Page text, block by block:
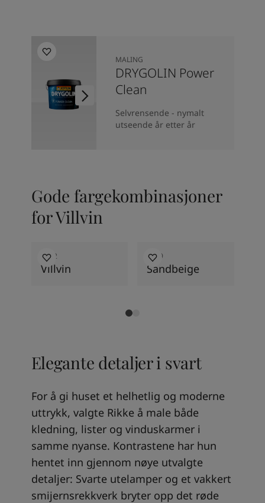
MALING
DRYGOLIN Power
Clean
Selvrensende - nymalt
utseende år etter år
Gode fargekombinasjoner
for Villvin
0042
Villvin
1939
Sandbeige
Elegante detaljer i svart
For å gi huset et helhetlig og moderne
uttrykk, valgte Rikke å male både
kledning, lister og vinduskarmer i
samme nyanse. Kontrastene har hun
hentet inn gjennom nøye utvalgte
detaljer: Svarte utelamper og et vakkert
smijernsrekkverk bryter opp det røde